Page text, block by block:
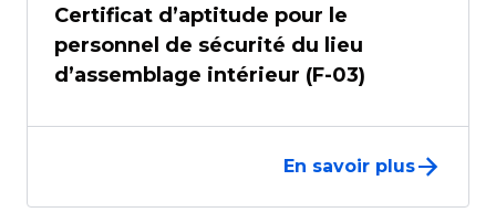
Certificat d’aptitude pour le
personnel de sécurité du lieu
d’assemblage intérieur (F-03)
En savoir plus